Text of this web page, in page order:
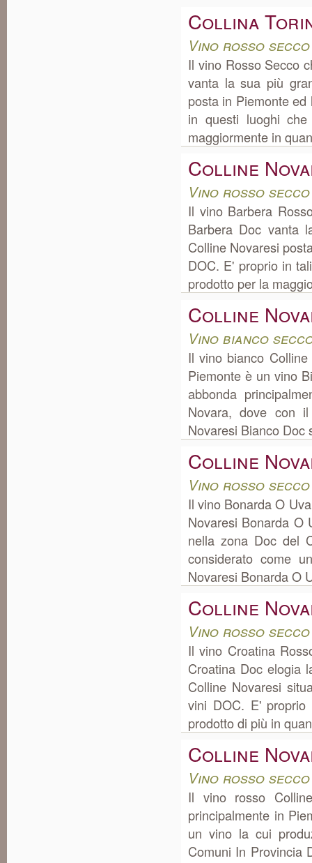
Collina
Vino rosso secco
Il vino Rosso Secco
vanta la sua più
posta in Piemonte
in questi luoghi
maggiormente in
Colline
Vino rosso secco
Il vino Barbera
Barbera Doc vanta
Colline Novaresi
DOC. E' proprio in
prodotto per la
Colline
Vino bianco
Il vino bianco
Piemonte è un vino
abbonda
Novara, dove con
Novaresi Bianco Doc
Colline
Vino rosso secco
Il vino Bonarda O
Novaresi Bonarda O
nella zona Doc del
considerato come
Novaresi Bonarda O
Colline
Vino rosso secco
Il vino Croatina
Croatina Doc elogia
Colline Novaresi
vini DOC. E'
prodotto di più in
Colline
Vino rosso secco
Il vino rosso
principalmente in
un vino la cui
Comuni In Provincia